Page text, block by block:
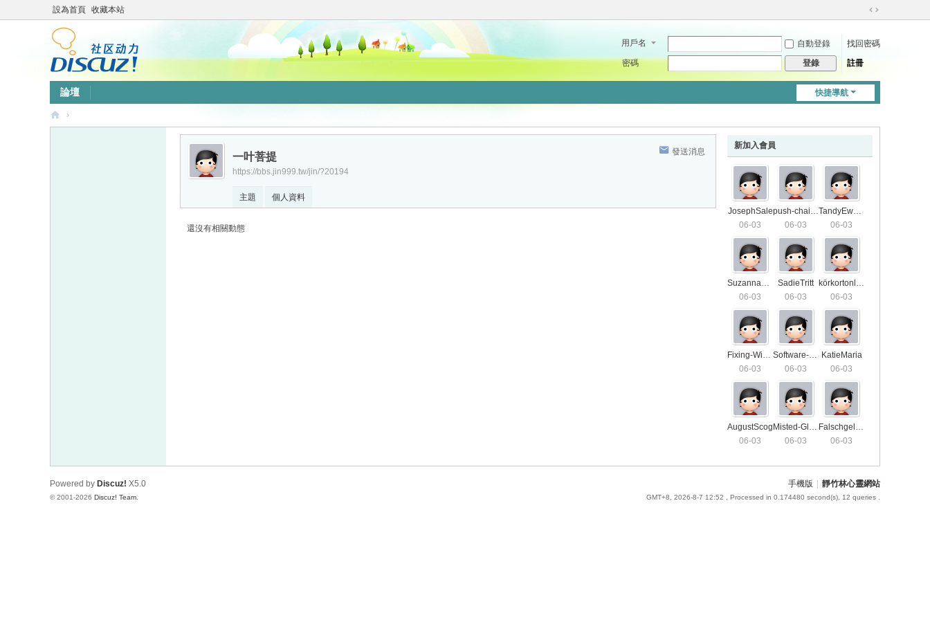
設為首頁 收藏本站
切
到
用戶名 自動登錄
找回密碼
密碼
登錄 註冊
快捷導航
論壇
›
新加入會員
JosephSale
06-03
push-chair7571
06-03
TandyEwald
06-03
SuzannaS01
06-03
SadieTritt
06-03
körkortonline4406
06-03
Fixing-Window-Locks2459
06-03
Software-For-SEO-Agency5648
06-03
KatieMaria
06-03
AugustScog
06-03
Misted-Glass-Repair5115
06-03
Falschgeld-Verkaufen-Darknet9186
06-03
發送消息
一叶菩提
https://bbs.jin999.tw/jin/?20194
主題 個人資料
還沒有相關動態
手機版 靜竹林心靈網站
GMT+8, 2026-8-7 12:52 , Processed in 0.174480 second(s), 12 queries .
Powered by Discuz! X5.0
© 2001-2026 Discuz! Team